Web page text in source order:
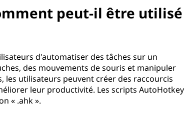
peut-il être utilisé
d'automatiser des tâches sur un
des mouvements de souris et manipuler
les utilisateurs peuvent créer des raccourcis
leur productivité. Les scripts AutoHotkey
« .ahk ».